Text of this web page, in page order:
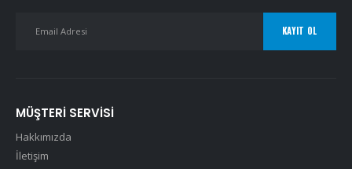
MÜŞTERI SERVISI
Hakkımızda
İletişim